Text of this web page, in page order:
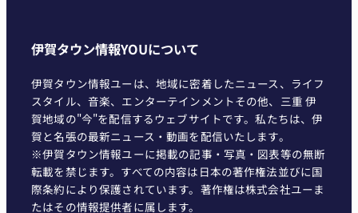
伊賀タウン情報YOUについて
伊賀タウン情報ユーは、地域に密着したニュース、ライフ
スタイル、音楽、エンターテインメントその他、三重 伊
賀地域の"今"を配信するウェブサイトです。私たちは、伊
賀と名張の最新ニュース・動画を配信いたします。
※伊賀タウン情報ユーに掲載の記事・写真・図表等の無断
転載を禁じます。すべての内容は日本の著作権法並びに国
際条約により保護されています。著作権は株式会社ユーま
たはその情報提供者に属します。